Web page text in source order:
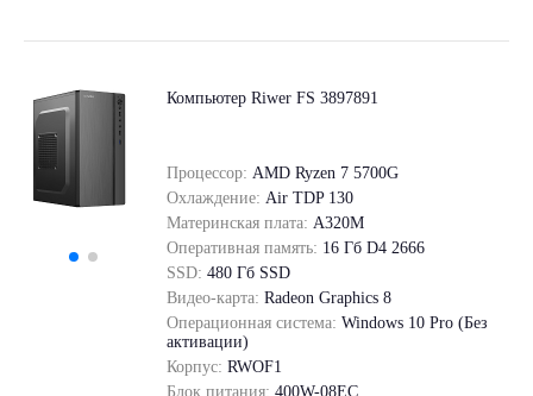
Компьютер Riwer FS 3897891
Процессор: AMD Ryzen 7 5700G
Охлаждение: Air TDP 130
Материнская плата: A320M
Оперативная память: 16 Гб D4 2666
SSD: 480 Гб SSD
Видео-карта: Radeon Graphics 8
Операционная система: Windows 10 Pro (Без
активации)
Корпус: RWOF1
Блок питания: 400W-08EC